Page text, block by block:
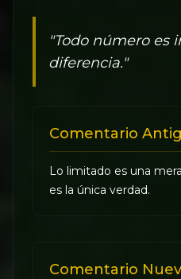
"Todo número es
diferencia."
Comentario
Lo limitado es una
es la única verdad.
Comentario